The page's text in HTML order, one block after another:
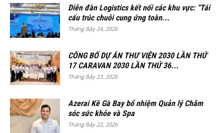
Diễn đàn Logistics kết nối các khu vực: “Tái
cấu trúc chuỗi cung ứng toàn...
Tháng Bảy 24, 2026
CÔNG BỐ DỰ ÁN THƯ VIỆN 2030 LẦN THỨ
17 CARAVAN 2030 LẦN THỨ 36...
Tháng Bảy 23, 2026
Azerai Kê Gà Bay bổ nhiệm Quản lý Chăm
sóc sức khỏe và Spa
Tháng Bảy 22, 2026